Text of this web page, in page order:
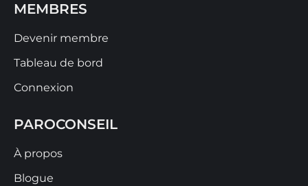
MEMBRES
Devenir membre
Tableau de bord
Connexion
PAROCONSEIL
À propos
Blogue